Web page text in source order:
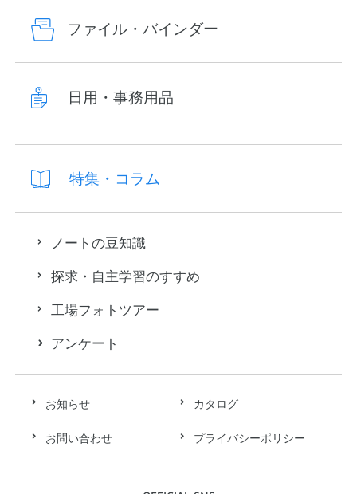
お知らせ カタログ
お問い合わせ プライバシーポリシー
ファイル・バインダー
日用・事務用品
特集・コラム
ノートの豆知識
探求・自主学習のすすめ
工場フォトツアー
アンケート